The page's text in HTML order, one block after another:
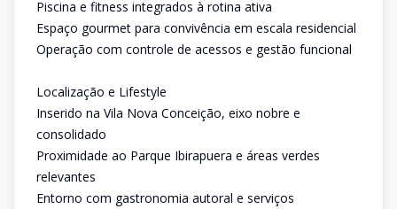
Piscina e fitness integrados à rotina ativa
Espaço gourmet para convivência em escala residencial
Operação com controle de acessos e gestão funcional
Localização e Lifestyle
Inserido na Vila Nova Conceição, eixo nobre e
consolidado
Proximidade ao Parque Ibirapuera e áreas verdes
relevantes
Entorno com gastronomia autoral e serviços